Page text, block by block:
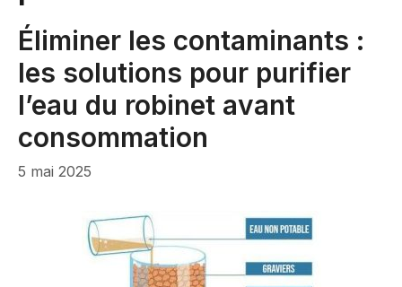
Éliminer les contaminants :
les solutions pour purifier
l’eau du robinet avant
consommation
5 mai 2025